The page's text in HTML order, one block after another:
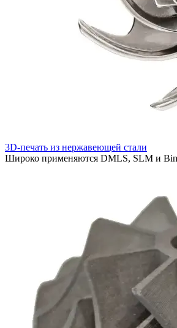
3D-печать из нержавеющей стали
Широко применяются DMLS, SLM и